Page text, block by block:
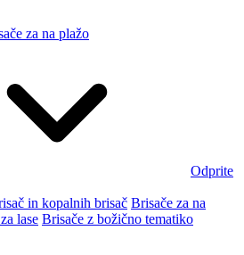
za na plažo
Odprite
in kopalnih brisač Brisače za na
lase Brisače z božično tematiko